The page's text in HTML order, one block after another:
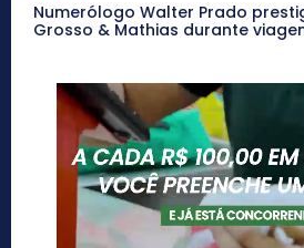
Numerólogo Walter Prado
Grosso & Mathias durante